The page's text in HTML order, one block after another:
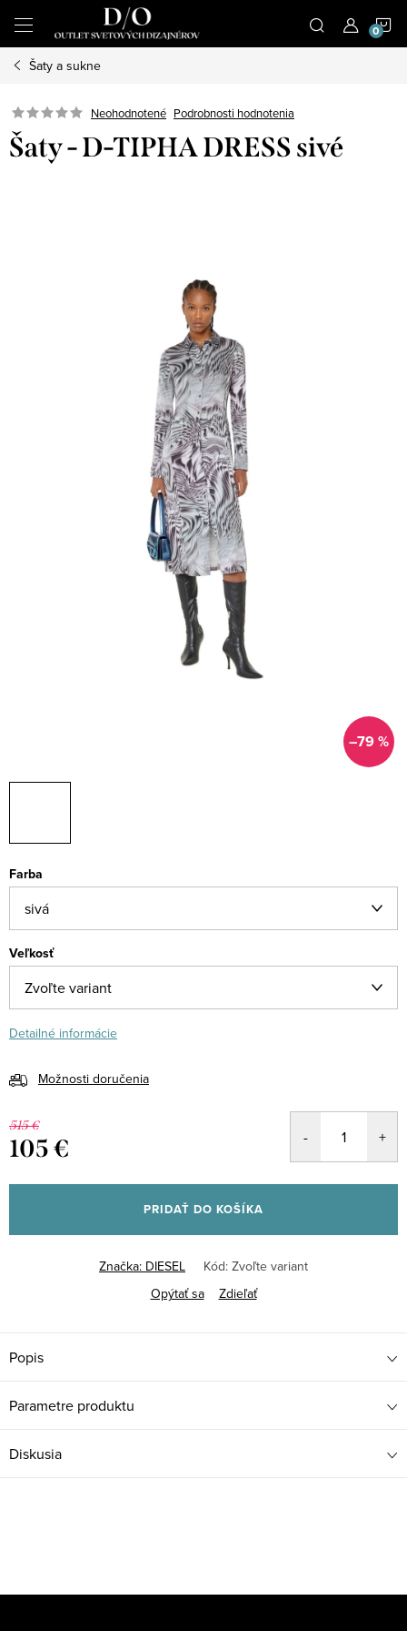
obsah
Šaty a sukne
Neohodnotené Podrobnosti hodnotenia
Šaty - D-TIPHA DRESS sivé
–79 %
Farba
Veľkosť
Detailné informácie
Možnosti doručenia
515 €
105 €
cena:
PRIDAŤ DO KOŠÍKA
Značka: DIESEL Kód: Zvoľte variant
Opýtať sa
Zdieľať
Popis
Parametre produktu
Diskusia